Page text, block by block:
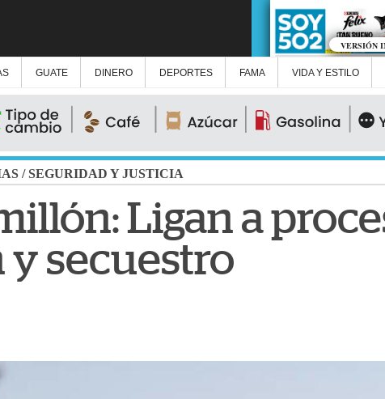
VERSIÓN
GUATE DINERO DEPORTES FAMA VIDA Y ESTILO
/SEGURIDAD Y JUSTICIA
Ligan a
secuestro